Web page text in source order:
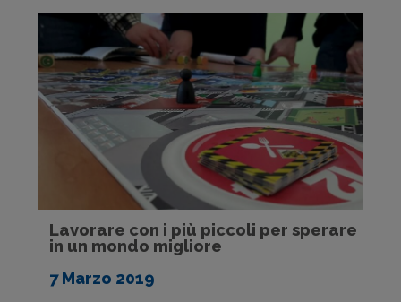
Lavorare con i più piccoli per sperare
in un mondo migliore
7 Marzo 2019